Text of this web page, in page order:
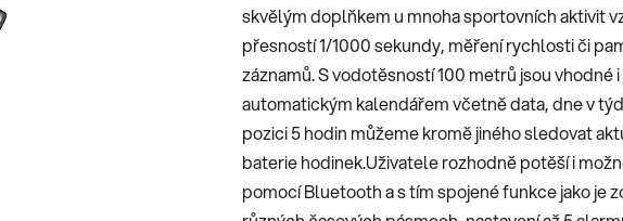
skvělým doplňkem u mnoha sportovních aktivit
přesností 1/1000 sekundy, měření rychlosti či
záznamů. S vodotěsností 100 metrů jsou vhodné
automatickým kalendářem včetně data, dne v
pozici 5 hodin můžeme kromě jiného sledovat
baterie hodinek.Uživatele rozhodně potěší i
pomocí Bluetooth a s tím spojené funkce jako je